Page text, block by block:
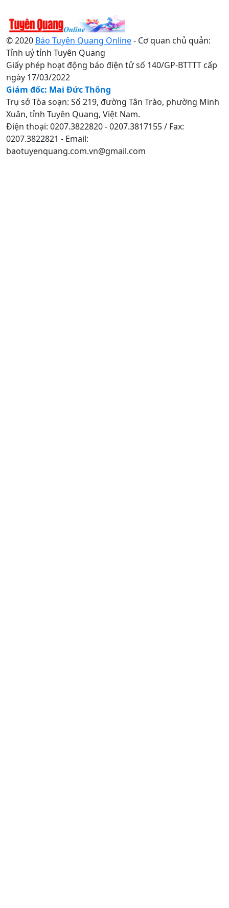
© 2020 Báo Tuyên Quang Online- Cơ quan chủ quản:
Tỉnh uỷ tỉnh Tuyên Quang
Giấy phép hoạt động báo điện tử số 140/GP-BTTTT cấp
ngày 17/03/2022
Giám đốc: Mai Đức Thông
Trụ sở Tòa soạn: Số 219, đường Tân Trào, phường Minh
Xuân, tỉnh Tuyên Quang, Việt Nam.
Điện thoại: 0207.3822820 - 0207.3817155 / Fax:
0207.3822821 - Email:
baotuyenquang.com.vn@gmail.com